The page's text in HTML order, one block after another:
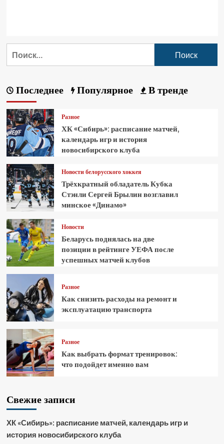
Последнее Популярное В тренде
Разное
ХК «Сибирь»: расписание матчей,
календарь игр и история
новосибирского клуба
Новости белорусского хоккея
Трёхкратный обладатель Кубка
Стэнли Сергей Брылин возглавил
минское «Динамо»
Новости
Беларусь поднялась на две
позиции в рейтинге УЕФА после
успешных матчей клубов
Разное
Как снизить расходы на ремонт и
эксплуатацию транспорта
Разное
Как выбрать формат тренировок:
что подойдет именно вам
Свежие записи
ХК «Сибирь»: расписание матчей, календарь игр и
история новосибирского клуба